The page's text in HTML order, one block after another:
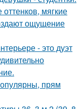
мягкие
ощущение
- это дуэт
прям